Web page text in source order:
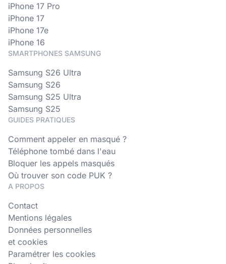
iPhone 17 Pro
iPhone 17
iPhone 17e
iPhone 16
SMARTPHONES SAMSUNG
Samsung S26 Ultra
Samsung S26
Samsung S25 Ultra
Samsung S25
GUIDES PRATIQUES
Comment appeler en masqué ?
Téléphone tombé dans l'eau
Bloquer les appels masqués
Où trouver son code PUK ?
A PROPOS
Contact
Mentions légales
Données personnelles
et cookies
Paramétrer les cookies